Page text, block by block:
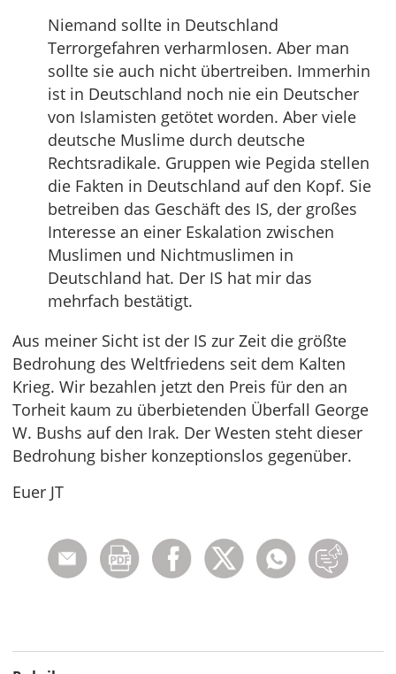
Niemand sollte in Deutschland
Terrorgefahren verharmlosen. Aber man
sollte sie auch nicht übertreiben. Immerhin
ist in Deutschland noch nie ein Deutscher
von Islamisten getötet worden. Aber viele
deutsche Muslime durch deutsche
Rechtsradikale. Gruppen wie Pegida stellen
die Fakten in Deutschland auf den Kopf. Sie
betreiben das Geschäft des IS, der großes
Interesse an einer Eskalation zwischen
Muslimen und Nichtmuslimen in
Deutschland hat. Der IS hat mir das
mehrfach bestätigt.
Aus meiner Sicht ist der IS zur Zeit die größte
Bedrohung des Weltfriedens seit dem Kalten
Krieg. Wir bezahlen jetzt den Preis für den an
Torheit kaum zu überbietenden Überfall George
W. Bushs auf den Irak. Der Westen steht dieser
Bedrohung bisher konzeptionslos gegenüber.
Euer JT